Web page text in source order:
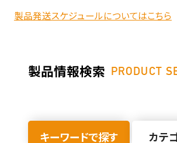
製品発送スケジュールについてはこちら
製品情報検索 PRODUCT
キーワードで探す カテ